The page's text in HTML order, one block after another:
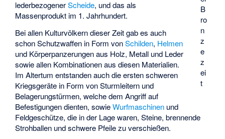
B
ro
n
z
e
z
ei
t
lederbezogenerScheide, und das als
Massenprodukt im 1. Jahrhundert.
Bei allen Kulturvölkern dieser Zeit gab es auch
schon Schutzwaffen in Form vonSchilden, Helmen
und Körperpanzerungen aus Holz, Metall und Leder
sowie allen Kombinationen aus diesen Materialien.
Im Altertum entstanden auch die ersten schweren
Kriegsgeräte in Form von Sturmleitern und
Belagerungstürmen, welche dem Angriff auf
Befestigungen dienten, sowieWurfmaschinen und
Feldgeschütze, die in der Lage waren, Steine, brennende
Strohballen und schwere Pfeile zu verschießen.